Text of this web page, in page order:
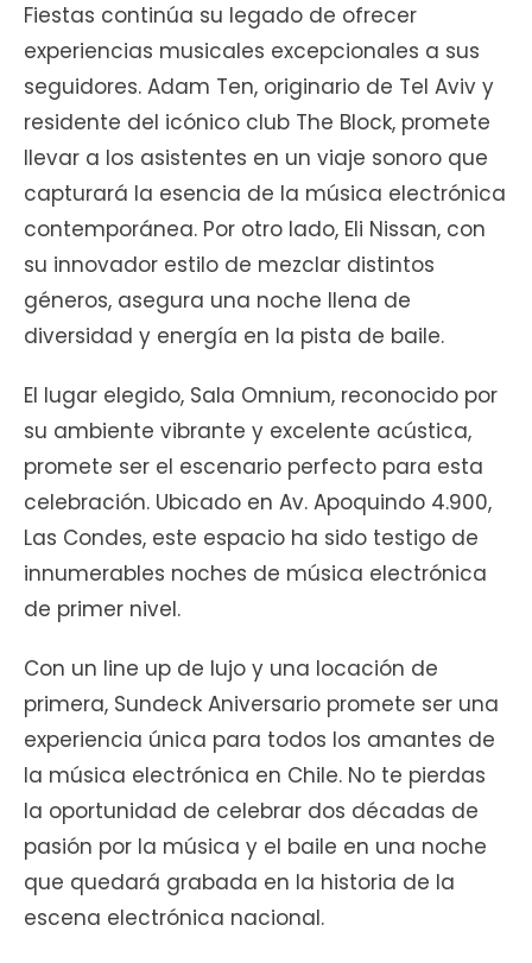
Fiestas continúa su legado de ofrecer
experiencias musicales excepcionales a sus
seguidores. Adam Ten, originario de Tel Aviv y
residente del icónico club The Block, promete
llevar a los asistentes en un viaje sonoro que
capturará la esencia de la música electrónica
contemporánea. Por otro lado, Eli Nissan, con
su innovador estilo de mezclar distintos
géneros, asegura una noche llena de
diversidad y energía en la pista de baile.
El lugar elegido, Sala Omnium, reconocido por
su ambiente vibrante y excelente acústica,
promete ser el escenario perfecto para esta
celebración. Ubicado en Av. Apoquindo 4.900,
Las Condes, este espacio ha sido testigo de
innumerables noches de música electrónica
de primer nivel.
Con un line up de lujo y una locación de
primera, Sundeck Aniversario promete ser una
experiencia única para todos los amantes de
la música electrónica en Chile. No te pierdas
la oportunidad de celebrar dos décadas de
pasión por la música y el baile en una noche
que quedará grabada en la historia de la
escena electrónica nacional.